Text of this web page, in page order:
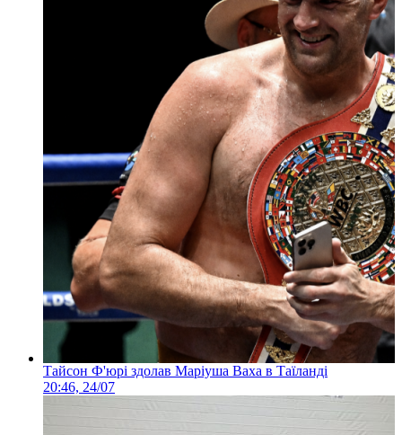
Тайсон Ф'юрі здолав Маріуша Ваха в Таїланді
20:46, 24/07